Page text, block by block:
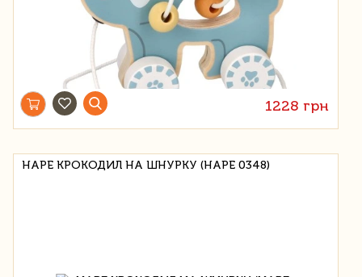
1228 грн
HAPE КРОКОДИЛ НА ШНУРКУ (HAPE 0348)